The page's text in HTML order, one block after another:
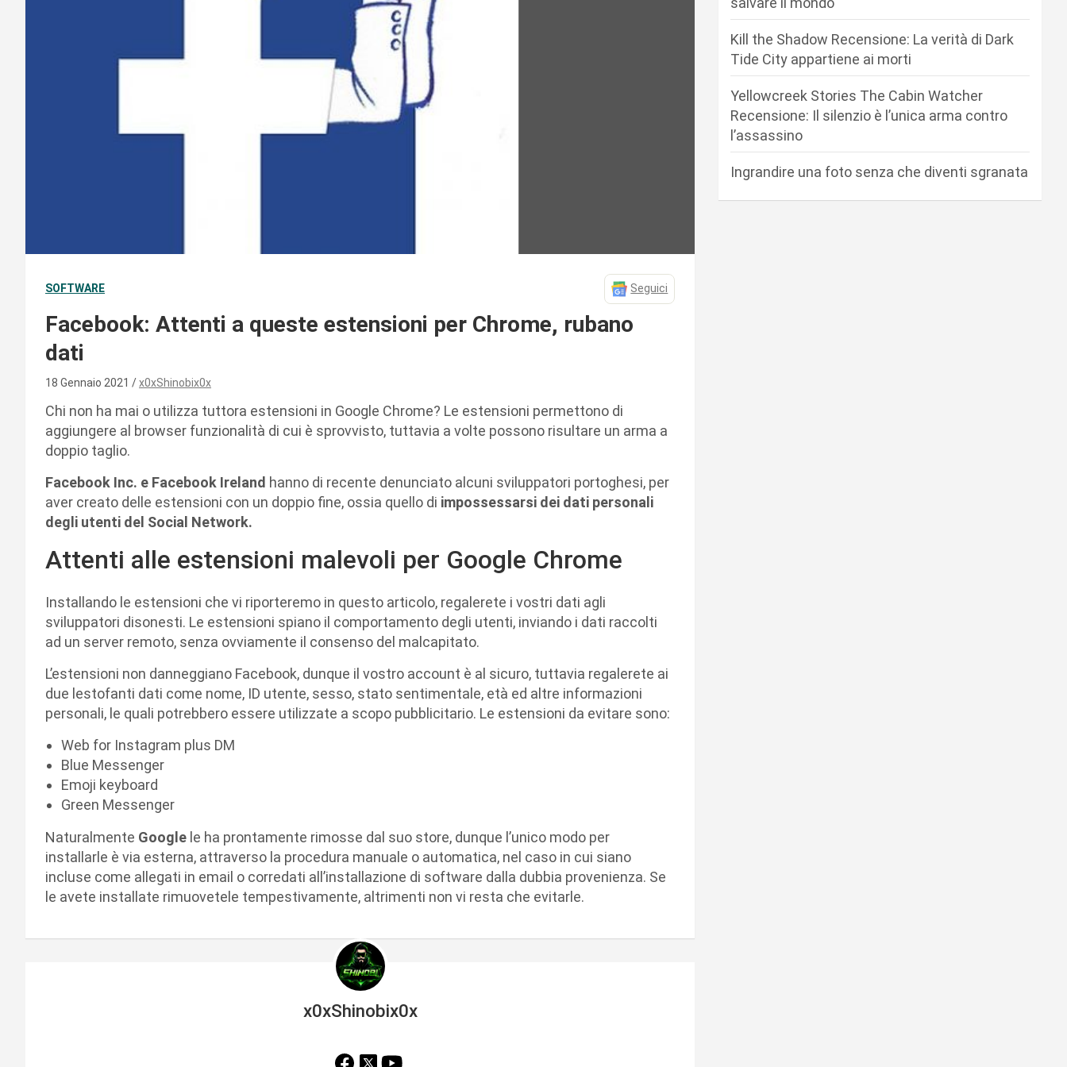
SOFTWARE Seguici
Facebook: Attenti a queste estensioni per Chrome, rubano
dati
18 Gennaio 2021 x0xShinobix0x
Chi non ha mai o utilizza tuttora estensioni in Google Chrome? Le estensioni permettono di
aggiungere al browser funzionalità di cui è sprovvisto, tuttavia a volte possono risultare un arma a
doppio taglio.
Facebook Inc. e Facebook Ireland hanno di recente denunciato alcuni sviluppatori portoghesi, per
aver creato delle estensioni con un doppio fine, ossia quello di impossessarsi dei dati personali
degli utenti del Social Network.
Attenti alle estensioni malevoli per Google Chrome
Installando le estensioni che vi riporteremo in questo articolo, regalerete i vostri dati agli
sviluppatori disonesti. Le estensioni spiano il comportamento degli utenti, inviando i dati raccolti
ad un server remoto, senza ovviamente il consenso del malcapitato.
L’estensioni non danneggiano Facebook, dunque il vostro account è al sicuro, tuttavia regalerete ai
due lestofanti dati come nome, ID utente, sesso, stato sentimentale, età ed altre informazioni
personali, le quali potrebbero essere utilizzate a scopo pubblicitario. Le estensioni da evitare sono:
Web for Instagram plus DM
Blue Messenger
Emoji keyboard
Green Messenger
Naturalmente Google le ha prontamente rimosse dal suo store, dunque l’unico modo per
installarle è via esterna, attraverso la procedura manuale o automatica, nel caso in cui siano
incluse come allegati in email o corredati all’installazione di software dalla dubbia provenienza. Se
le avete installate rimuovetele tempestivamente, altrimenti non vi resta che evitarle.
x0xShinobix0x
Kill the Shadow Recensione: La verità di Dark
Tide City appartiene ai morti
Yellowcreek Stories The Cabin Watcher
Recensione: Il silenzio è l’unica arma contro
l’assassino
Ingrandire una foto senza che diventi sgranata